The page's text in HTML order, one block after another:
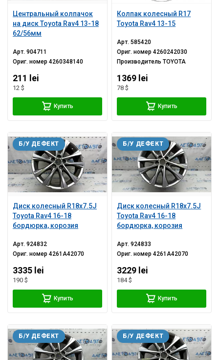
Центральный колпачок
на диск Toyota Rav4 13-18
62/56мм
Арт.904711
Ориг. номер4260348140
211 lei
12 $
Купить
Колпак колесный R17
Toyota Rav4 13-15
Арт.585420
Ориг. номер4260242030
ПроизводительTOYOTA
1369 lei
78 $
Купить
Диск колесный R18х7.5J
Toyota Rav4 16-18
бордюрка, корозия
Б/У ДЕФЕКТ
Арт.924832
Ориг. номер4261A42070
3335 lei
190 $
Купить
Диск колесный R18х7.5J
Toyota Rav4 16-18
бордюрка, корозия
Б/У ДЕФЕКТ
Арт.924833
Ориг. номер4261A42070
3229 lei
184 $
Купить
Б/У ДЕФЕКТ Б/У ДЕФЕКТ